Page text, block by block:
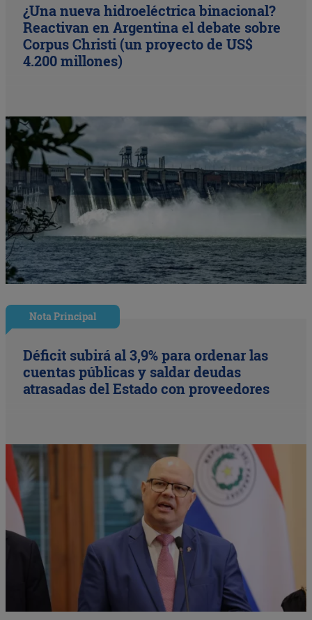
¿Una nueva hidroeléctrica binacional?
Reactivan en Argentina el debate sobre
Corpus Christi (un proyecto de US$
4.200 millones)
Nota Principal
Déficit subirá al 3,9% para ordenar las
cuentas públicas y saldar deudas
atrasadas del Estado con proveedores